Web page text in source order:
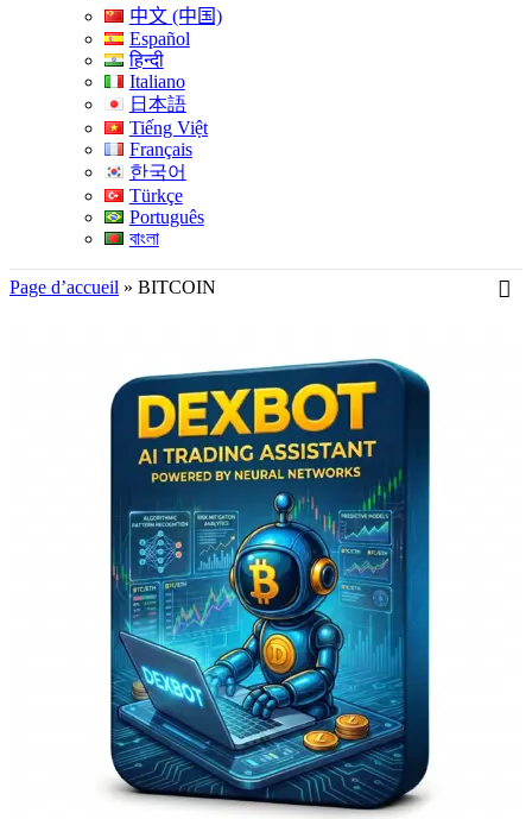
中文 (中国)
Español
हिन्दी
Italiano
日本語
Tiếng Việt
Français
한국어
Türkçe
Português
বাংলা
Page d’accueil » BITCOIN